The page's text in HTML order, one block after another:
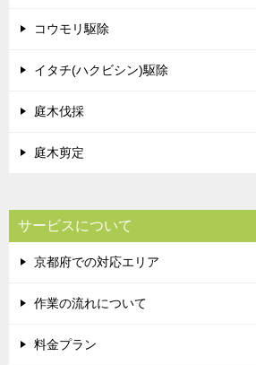
コウモリ駆除
イタチ(ハクビシン)駆除
庭木伐採
庭木剪定
サービスについて
京都府での対応エリア
作業の流れについて
料金プラン